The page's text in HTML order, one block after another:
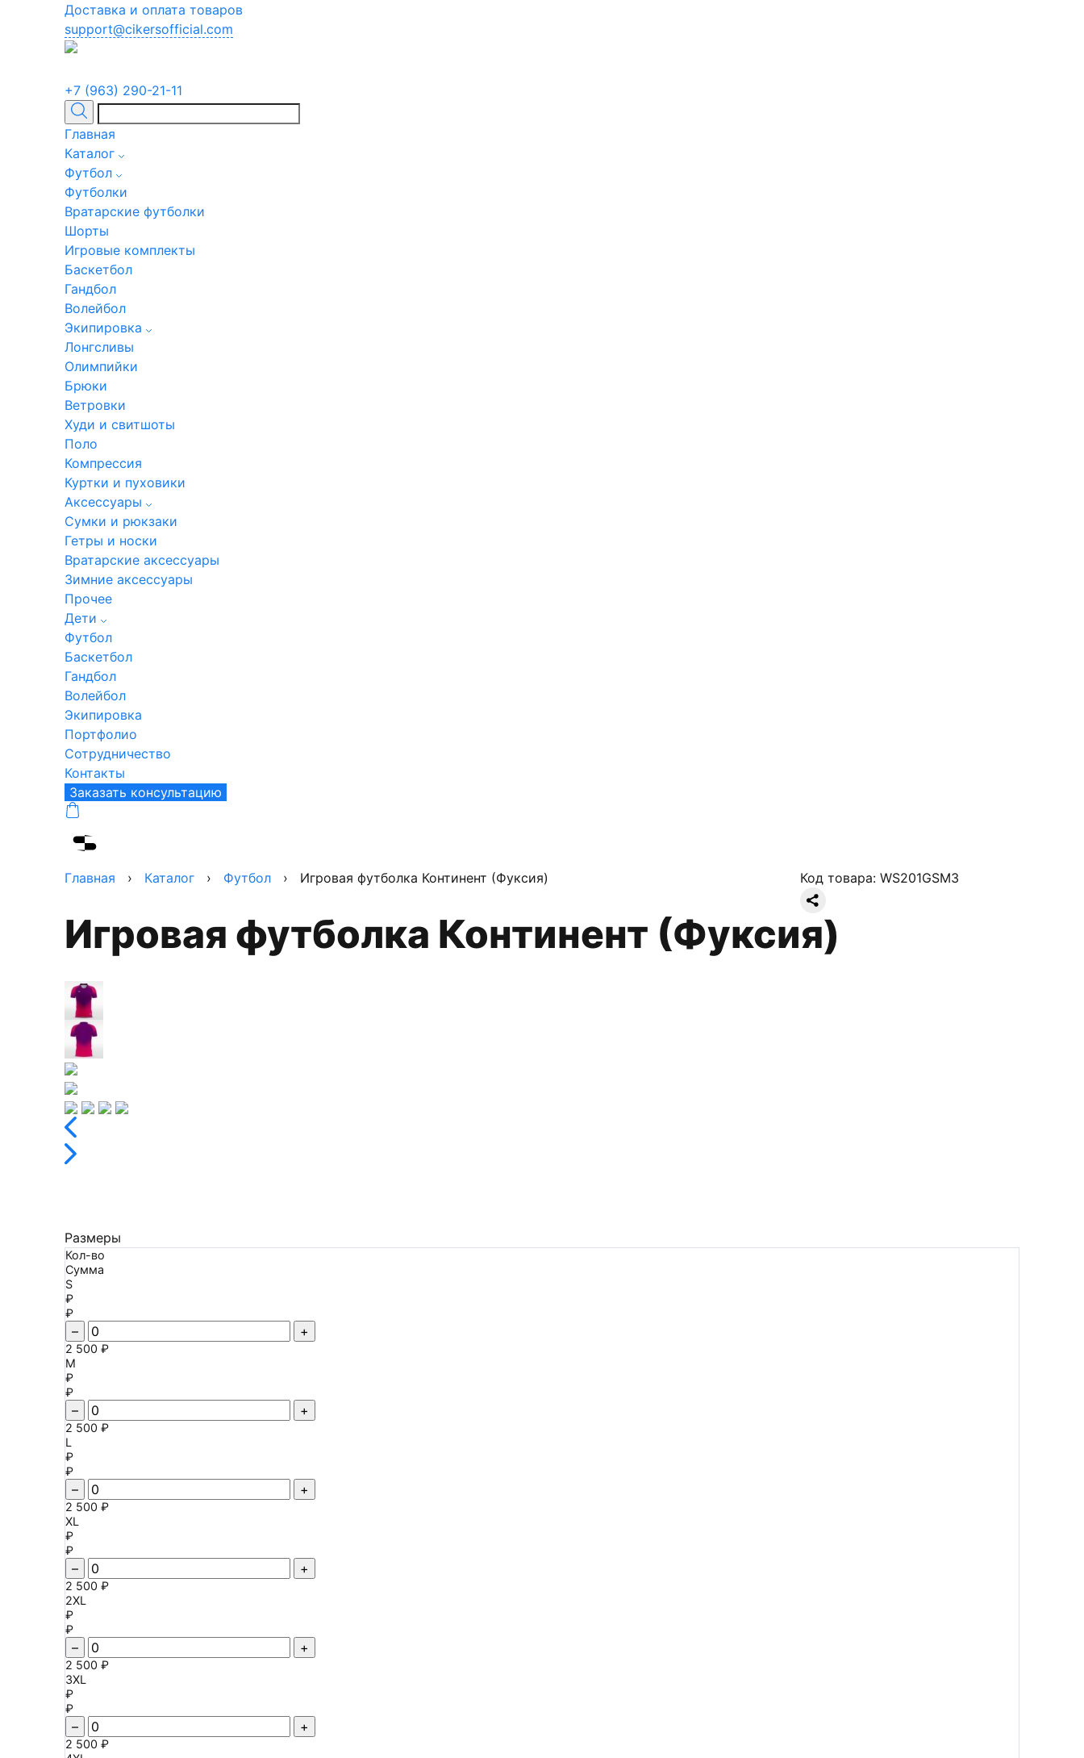
Доставка и оплата товаров
support@cikersofficial.com
+7 (963) 290-21-11
Главная
Каталог
Футбол
Футболки
Вратарские футболки
Шорты
Игровые комплекты
Баскетбол
Гандбол
Волейбол
Экипировка
Лонгсливы
Олимпийки
Брюки
Ветровки
Худи и свитшоты
Поло
Компрессия
Куртки и пуховики
Аксессуары
Сумки и рюкзаки
Гетры и носки
Вратарские аксессуары
Зимние аксессуары
Прочее
Дети
Футбол
Баскетбол
Гандбол
Волейбол
Экипировка
Портфолио
Сотрудничество
Контакты
Заказать консультацию
Главная › Каталог › Футбол › Игровая футболка Континент (Фуксия) Код товара: WS201GSM3
Игровая футболка Континент (Фуксия)
Размеры
Кол-во
Сумма
S
₽
₽
– +
2 500 ₽
M
₽
₽
– +
2 500 ₽
L
₽
₽
– +
2 500 ₽
XL
₽
₽
– +
2 500 ₽
2XL
₽
₽
– +
2 500 ₽
3XL
₽
₽
– +
2 500 ₽